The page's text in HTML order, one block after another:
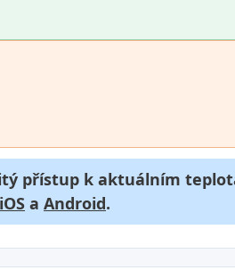
přístup k aktuálním
iOS a Android.